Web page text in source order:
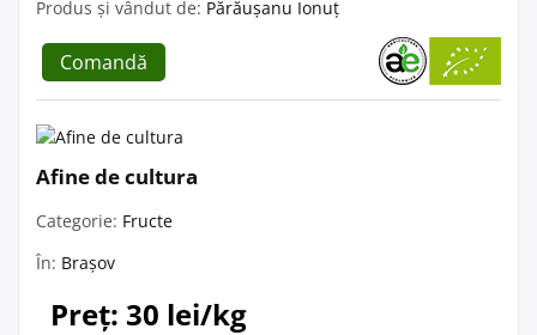
Produs și vândut de: Părăușanu Ionuț
Comandă
Afine de cultura
Categorie: Fructe
În: Brașov
Preț: 30 lei/kg